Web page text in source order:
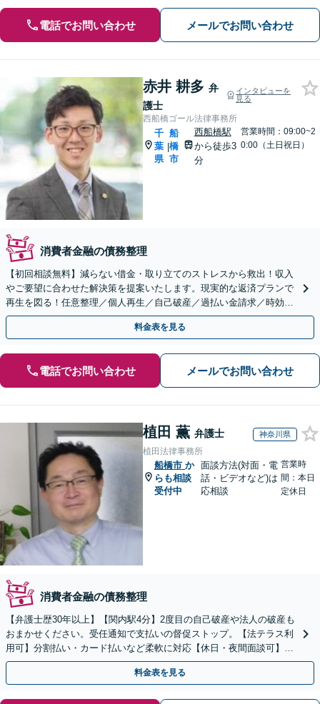
電話でお問い合わせ メールでお問い合わせ
赤井 耕多 弁
護士
インタビューを
見る
西船橋ゴール法律事務所
千
葉
県
|
船
橋
市
西船橋駅
から徒歩3
分
営業時間：09:00~2
0:00（土日祝日）
消費者金融の債務整理
【初回相談無料】減らない借金・取り立てのストレスから救出！収入
やご要望に合わせた解決策を提案いたします。現実的な返済プランで
再生を図る！任意整理／個人再生／自己破産／過払い金請求／時効の
援用【夜間・休日面談可】【西船橋駅3分】
料金表を見る
電話でお問い合わせ メールでお問い合わせ
植田 薫 弁護士 神奈川県
植田法律事務所
船橋市 か
らも相談
受付中
面談方法(対面・電
話・ビデオなど)は
応相談
営業時
間：本日
定休日
消費者金融の債務整理
【弁護士歴30年以上】【関内駅4分】2度目の自己破産や法人の破産も
おまかせください。受任通知で支払いの督促ストップ。【法テラス利
用可】分割払い・カード払いなど柔軟に対応【休日・夜間面談可】
【電話／メール／ビデオ面談可】
料金表を見る